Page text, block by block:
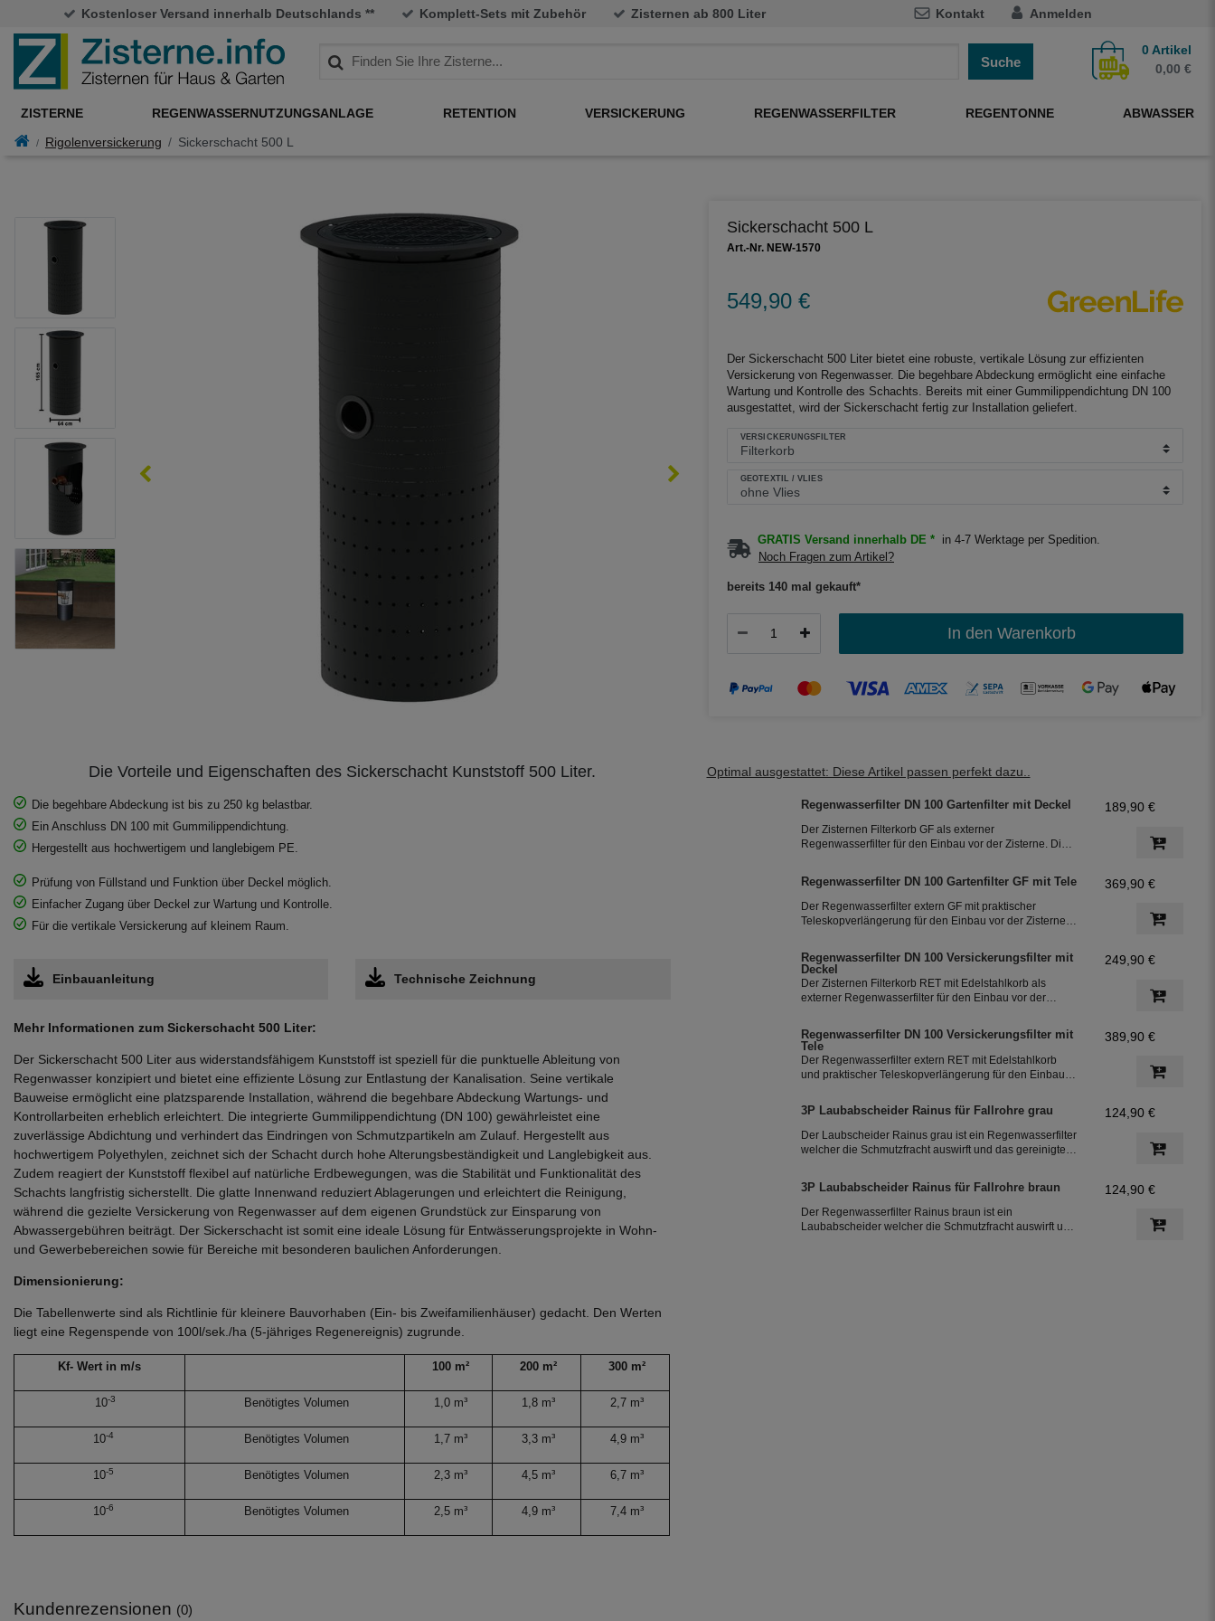
Kostenloser Versand innerhalb Deutschlands ** Komplett-Sets mit Zubehör Zisternen ab 800 Liter Kontakt Anmelden
Suche
0Artikel
0,00 €
ZISTERNE REGENWASSERNUTZUNGSANLAGE RETENTION VERSICKERUNG REGENWASSERFILTER REGENTONNE ABWASSER
Rigolenversickerung Sickerschacht 500 L
Sickerschacht 500 L
Art.-Nr. NEW-1570
549,90 €
VERSICKERUNGSFILTER
GEOTEXTIL / VLIES
Der Sickerschacht 500 Liter bietet eine robuste, vertikale Lösung zur effizienten
Versickerung von Regenwasser. Die begehbare Abdeckung ermöglicht eine einfache
Wartung und Kontrolle des Schachts. Bereits mit einer Gummilippendichtung DN 100
ausgestattet, wird der Sickerschacht fertig zur Installation geliefert.
GRATIS Versand innerhalb DE *
in 4-7 Werktage per Spedition.
Noch Fragen zum Artikel?
bereits 140 mal gekauft*
In den Warenkorb
Die Vorteile und Eigenschaften des Sickerschacht Kunststoff 500 Liter.
Die begehbare Abdeckung ist bis zu 250 kg belastbar.
Ein Anschluss DN 100 mit Gummilippendichtung.
Hergestellt aus hochwertigem und langlebigem PE.
Prüfung von Füllstand und Funktion über Deckel möglich.
Einfacher Zugang über Deckel zur Wartung und Kontrolle.
Für die vertikale Versickerung auf kleinem Raum.
Einbauanleitung Technische Zeichnung
Mehr Informationen zum Sickerschacht 500 Liter:
Der Sickerschacht 500 Liter aus widerstandsfähigem Kunststoff ist speziell für die punktuelle Ableitung von
Regenwasser konzipiert und bietet eine effiziente Lösung zur Entlastung der Kanalisation. Seine vertikale
Bauweise ermöglicht eine platzsparende Installation, während die begehbare Abdeckung Wartungs- und
Kontrollarbeiten erheblich erleichtert. Die integrierte Gummilippendichtung (DN 100) gewährleistet eine
zuverlässige Abdichtung und verhindert das Eindringen von Schmutzpartikeln am Zulauf. Hergestellt aus
hochwertigem Polyethylen, zeichnet sich der Schacht durch hohe Alterungsbeständigkeit und Langlebigkeit aus.
Zudem reagiert der Kunststoff flexibel auf natürliche Erdbewegungen, was die Stabilität und Funktionalität des
Schachts langfristig sicherstellt. Die glatte Innenwand reduziert Ablagerungen und erleichtert die Reinigung,
während die gezielte Versickerung von Regenwasser auf dem eigenen Grundstück zur Einsparung von
Abwassergebühren beiträgt. Der Sickerschacht ist somit eine ideale Lösung für Entwässerungsprojekte in Wohn-
und Gewerbebereichen sowie für Bereiche mit besonderen baulichen Anforderungen.
Dimensionierung:
Die Tabellenwerte sind als Richtlinie für kleinere Bauvorhaben (Ein- bis Zweifamilienhäuser) gedacht. Den Werten
liegt eine Regenspende von 100l/sek./ha (5-jähriges Regenereignis) zugrunde.
Kf- Wert in m/s 100 m² 200 m² 300 m²
10-3 Benötigtes Volumen 1,0 m³ 1,8 m³ 2,7 m³
10-4 Benötigtes Volumen 1,7 m³ 3,3 m³ 4,9 m³
10-5 Benötigtes Volumen 2,3 m³ 4,5 m³ 6,7 m³
10-6 Benötigtes Volumen 2,5 m³ 4,9 m³ 7,4 m³
Optimal ausgestattet: Diese Artikel passen perfekt dazu..
Regenwasserfilter DN 100 Gartenfilter mit Deckel
Der Zisternen Filterkorb GF als externer
Regenwasserfilter für den Einbau vor der Zisterne. Die
Zulauf zur Zisterne erfolgt seitlich.
189,90 €
Regenwasserfilter DN 100 Gartenfilter GF mit Tele
Der Regenwasserfilter extern GF mit praktischer
Teleskopverlängerung für den Einbau vor der Zisterne.
werden. Der Zulauf zur Zisterne erfolgt seitlich. Die
Verlängerung lässt sich bei Bedarf kürzen oder
erweitern.
369,90 €
Regenwasserfilter DN 100 Versickerungsfilter mit
Deckel
Der Zisternen Filterkorb RET mit Edelstahlkorb als
externer Regenwasserfilter für den Einbau vor der
Einspeisung oder wahlweise als Notüberlauf genutzt
werden. Der Zulauf zur Zisterne erfolgt seitlich. Geeignet
für Garten und Haustechnik.
249,90 €
Regenwasserfilter DN 100 Versickerungsfilter mit
Tele
Der Regenwasserfilter extern RET mit Edelstahlkorb
und praktischer Teleskopverlängerung für den Einbau
können als Einspeisung oder wahlweise als
Notüberlauf genutzt werden. Der Zulauf zur Zisterne
erfolgt seitlich. Geeignet für Garten und Haustechnik.
389,90 €
3P Laubabscheider Rainus für Fallrohre grau
Der Laubscheider Rainus grau ist ein Regenwasserfilter
welcher die Schmutzfracht auswirft und das gereinigte
bestehender Regenwasseranlagen.
124,90 €
3P Laubabscheider Rainus für Fallrohre braun
Der Regenwasserfilter Rainus braun ist ein
Laubabscheider welcher die Schmutzfracht auswirft und
124,90 €
Kundenrezensionen (0)